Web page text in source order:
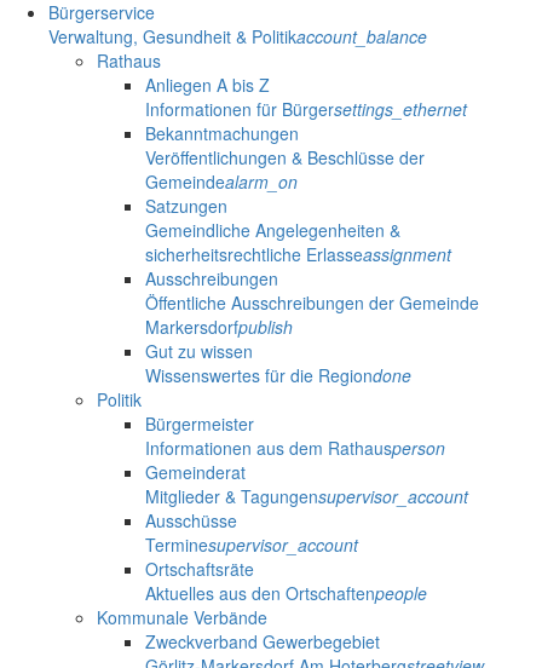
Bürgerservice
Verwaltung, Gesundheit & Politikaccount_balance
Rathaus
Anliegen A bis Z
Informationen für Bürgersettings_ethernet
Bekanntmachungen
Veröffentlichungen & Beschlüsse der
Gemeindealarm_on
Satzungen
Gemeindliche Angelegenheiten &
sicherheitsrechtliche Erlasseassignment
Ausschreibungen
Öffentliche Ausschreibungen der Gemeinde
Markersdorfpublish
Gut zu wissen
Wissenswertes für die Regiondone
Politik
Bürgermeister
Informationen aus dem Rathausperson
Gemeinderat
Mitglieder & Tagungensupervisor_account
Ausschüsse
Terminesupervisor_account
Ortschaftsräte
Aktuelles aus den Ortschaftenpeople
Kommunale Verbände
Zweckverband Gewerbegebiet